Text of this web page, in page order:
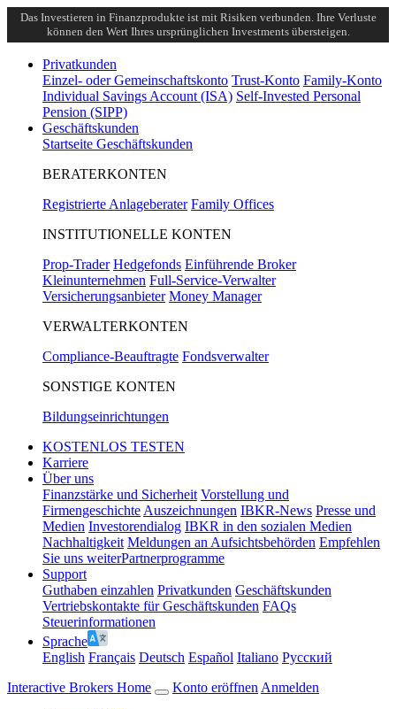
Das Investieren in Finanzprodukte ist mit Risiken verbunden. Ihre Verluste
können den Wert Ihres ursprünglichen Investments übersteigen.
Privatkunden
Einzel- oder Gemeinschaftskonto Trust-Konto Family-Konto
Individual Savings Account (ISA) Self-Invested Personal
Pension (SIPP)
Geschäftskunden
Startseite Geschäftskunden
BERATERKONTEN
Registrierte Anlageberater Family Offices
INSTITUTIONELLE KONTEN
Prop-Trader Hedgefonds Einführende Broker
Kleinunternehmen Full-Service-Verwalter
Versicherungsanbieter Money Manager
VERWALTERKONTEN
Compliance-Beauftragte Fondsverwalter
SONSTIGE KONTEN
Bildungseinrichtungen
KOSTENLOS TESTEN
Karriere
Über uns
Finanzstärke und Sicherheit Vorstellung und
Firmengeschichte Auszeichnungen IBKR-News Presse und
Medien Investorendialog IBKR in den sozialen Medien
Nachhaltigkeit Meldungen an Aufsichtsbehörden Empfehlen
Sie uns weiterPartnerprogramme
Support
Guthaben einzahlen Privatkunden Geschäftskunden
Vertriebskontakte für Geschäftskunden FAQs
Steuerinformationen
Sprache
English Français Deutsch Español Italiano Pусский
Interactive Brokers Home
Konto eröffnen Anmelden